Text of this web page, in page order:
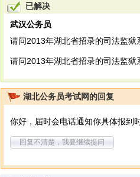
已解决
武汉公务员
请问2013年湖北省招录的司法监狱
请问2013年湖北省招录的司法监狱
湖北公务员考试网的回复
你好，届时会电话通知你具体报到
回复不清楚，我要继续提问